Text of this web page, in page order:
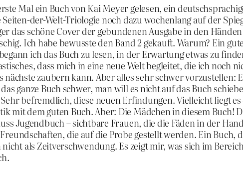
Mal ein Buch von Kai Meyer gelesen, ein
der-Welt-Triologie noch dazu wochenlang auf der
das schöne Cover der gebundenen Ausgabe in den
Ich habe bewusste den Band 2 gekauft. Warum? Ein
ich das Buch zu lesen, in der Erwartung etwas zu
dass mich in eine neue Welt begleitet, die ich noch
zaubern kann. Aber alles sehr schwer vorzustellen:
ganze Buch schwer, man will es nicht auf das Buch
befremdlich, diese neuen Erfindungen. Vielleicht liegt
mit dem guten Buch. Aber: Die Mädchen in diesem Buch!
Jugendbuch – sichtbare Frauen, die die Fäden in der
die auf die Probe gestellt werden. Ein Buch,
als Zeitverschwendung. Es zeigt mir, was sich im